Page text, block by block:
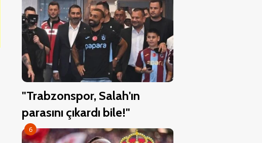
"Trabzonspor, Salah'ın
parasını çıkardı bile!"
6